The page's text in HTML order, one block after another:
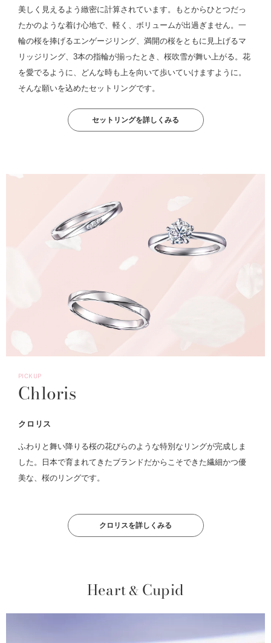
美しく見えるよう緻密に計算されています。もとからひとつだっ
たかのような着け心地で、軽く、ボリュームが出過ぎません。一
輪の桜を捧げるエンゲージリング、満開の桜をともに見上げるマ
リッジリング、3本の指輪が揃ったとき、桜吹雪が舞い上がる。花
を愛でるように、どんな時も上を向いて歩いていけますように。
そんな願いを込めたセットリングです。
セットリングを詳しくみる
PICKUP
Chloris
クロリス
ふわりと舞い降りる桜の花びらのような特別なリングが完成しま
した。日本で育まれてきたブランドだからこそできた繊細かつ優
美な、桜のリングです。
クロリスを詳しくみる
Heart& Cupid